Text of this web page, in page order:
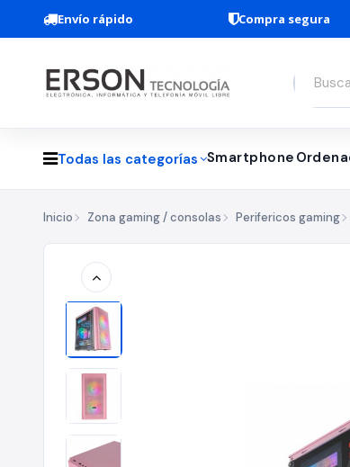
Envío rápido Compra segura
Todas las categorías Smartphone
Inicio Zona gaming / consolas Perifericos gaming